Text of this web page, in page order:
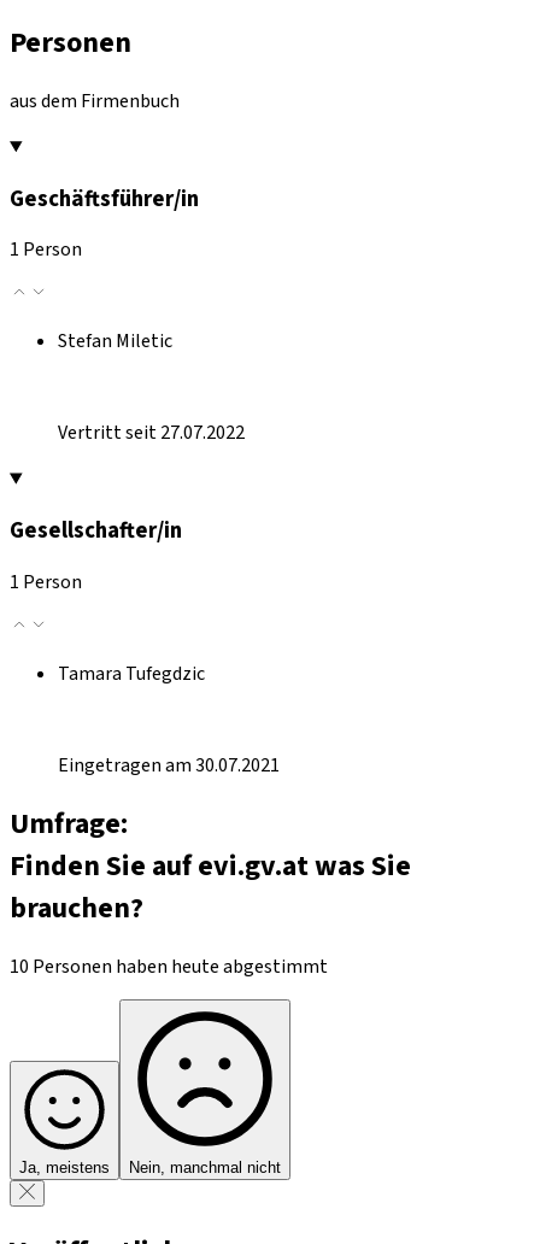
Personen
aus dem Firmenbuch
Geschäftsführer/in
1 Person
Stefan Miletic
Vertritt seit 27.07.2022
Gesellschafter/in
1 Person
Tamara Tufegdzic
Eingetragen am 30.07.2021
Umfrage:
Finden Sie auf evi.gv.at was Sie
brauchen?
10 Personen haben heute abgestimmt
Ja, meistens Nein, manchmal nicht